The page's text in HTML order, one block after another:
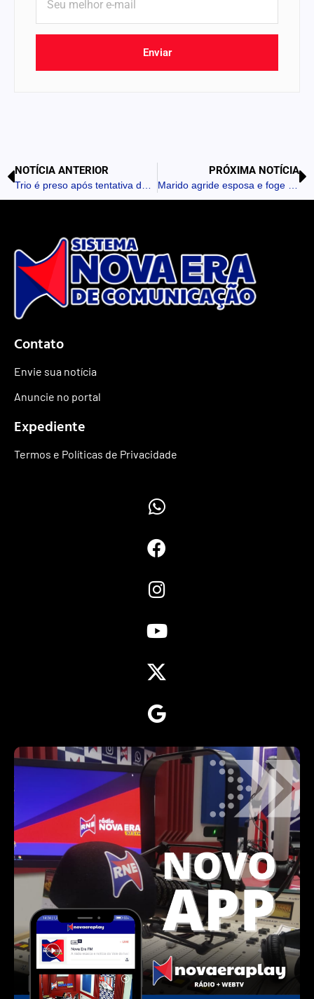
Enviar
NOTÍCIA ANTERIOR PRÓXIMA NOTÍCIA
Contato
Envie sua notícia
Anuncie no portal
Expediente
Termos e Políticas de Privacidade